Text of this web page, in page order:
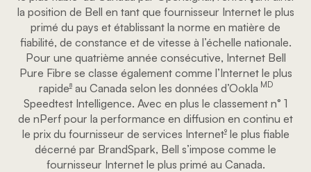
la position de Bell en tant que fournisseur Internet le plus
primé du pays et établissant la norme en matière de
fiabilité, de constance et de vitesse à l’échelle nationale.
Pour une quatrième année consécutive, Internet Bell
Pure Fibre se classe également comme l’Internet le plus
rapidefootnote
8au Canada selon les données d’Ookla MD
Speedtest Intelligence. Avec en plus le classement n° 1
de nPerf pour la performance en diffusion en continu et
le prix du fournisseur de services Internetfootnote
9le plus fiable
décerné par BrandSpark, Bell s’impose comme le
fournisseur Internet le plus primé au Canada.